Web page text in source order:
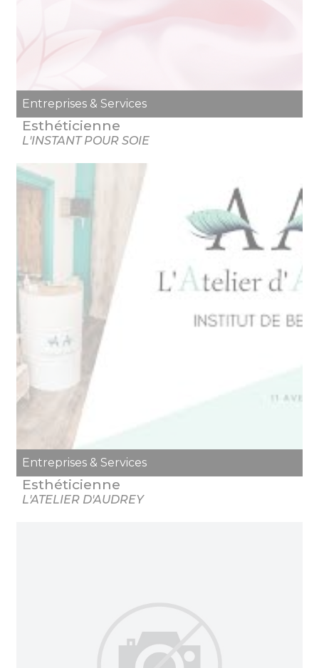
Entreprises & Services
Esthéticienne
L'INSTANT POUR SOIE
Entreprises & Services
Esthéticienne
L'ATELIER D'AUDREY